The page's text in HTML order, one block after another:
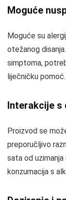
Moguće
Moguće su
otežanog
simptoma,
liječničku pomoć.
Interakcije s
Proizvod se
preporučljivo
sata od
konzumacija s